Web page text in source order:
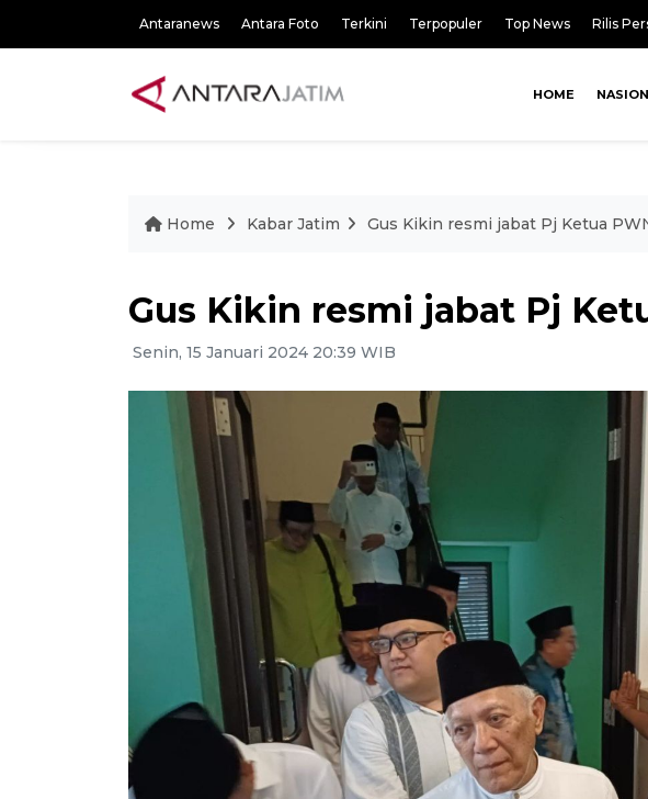
Antaranews Antara Foto Terkini Terpopuler Top News Rilis
HOME
Home Kabar Jatim Gus Kikin resmi jabat Pj Ketua
Gus Kikin resmi jabat Pj
Senin, 15 Januari 2024 20:39 WIB